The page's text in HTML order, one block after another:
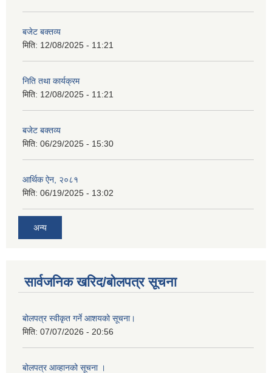
बजेट बक्तव्य
मिति: 12/08/2025 - 11:21
निति तथा कार्यक्रम
मिति: 12/08/2025 - 11:21
बजेट बक्तव्य
मिति: 06/29/2025 - 15:30
आर्थिक ऐन, २०८१
मिति: 06/19/2025 - 13:02
अन्य
सार्वजनिक खरिद/बोलपत्र सूचना
बोलपत्र स्वीकृत गर्ने आशयको सूचना।
मिति: 07/07/2026 - 20:56
बोलपत्र आव्हानको सूचना ।